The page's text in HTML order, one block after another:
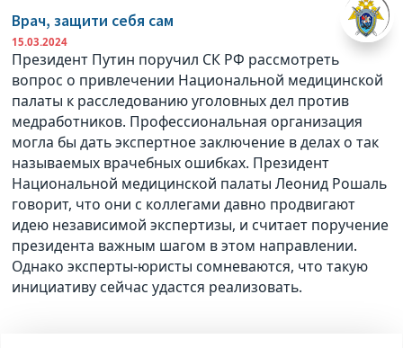
Врач, защити себя сам
15.03.2024
Президент Путин поручил СК РФ рассмотреть
вопрос о привлечении Национальной медицинской
палаты к расследованию уголовных дел против
медработников. Профессиональная организация
могла бы дать экспертное заключение в делах о так
называемых врачебных ошибках. Президент
Национальной медицинской палаты Леонид Рошаль
говорит, что они с коллегами давно продвигают
идею независимой экспертизы, и считает поручение
президента важным шагом в этом направлении.
Однако эксперты-юристы сомневаются, что такую
инициативу сейчас удастся реализовать.